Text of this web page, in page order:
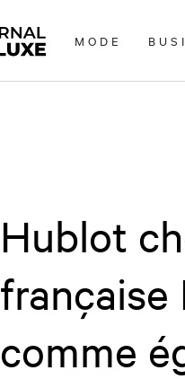
MODE
Hublot
française
comme